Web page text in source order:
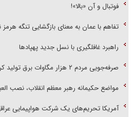
فوتبال و آن «بالا»!
تفاهم با عمان به معنای بازگشایی تنگه
راهبرد غافلگیری با نسل جدید پهپاد‌ها
صرفه‌جویی مردم ۲ هزار مگاوات برق تولید کرد
مواضع حکیمانه رهبر معظم انقلاب، نصب
آمریکا تحریم‌های یک شرکت هواپیمایی